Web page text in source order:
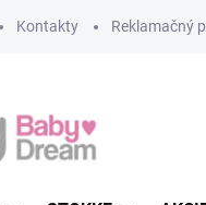
Kontakty Reklamačný